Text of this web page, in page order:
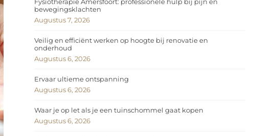
bewegingsklachten
Augustus 7, 2026
Veilig en efficiënt werken op hoogte bij renovatie en
onderhoud
Augustus 6, 2026
Ervaar ultieme ontspanning
Augustus 6, 2026
Waar je op let als je een tuinschommel gaat kopen
Augustus 6, 2026